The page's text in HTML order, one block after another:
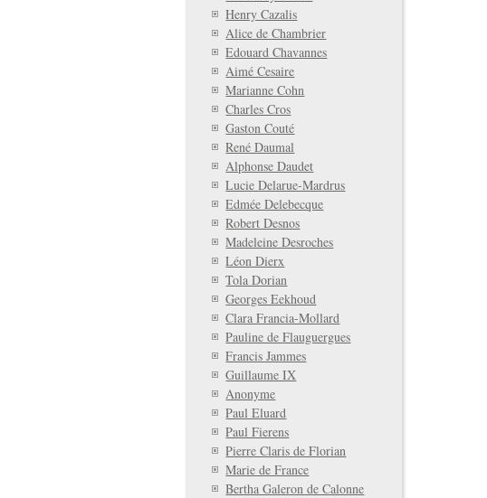
Henry Cazalis
Alice de Chambrier
Edouard Chavannes
Aimé Cesaire
Marianne Cohn
Charles Cros
Gaston Couté
René Daumal
Alphonse Daudet
Lucie Delarue-Mardrus
Edmée Delebecque
Robert Desnos
Madeleine Desroches
Léon Dierx
Tola Dorian
Georges Eekhoud
Clara Francia-Mollard
Pauline de Flauguergues
Francis Jammes
Guillaume IX
Anonyme
Paul Eluard
Paul Fierens
Pierre Claris de Florian
Marie de France
Bertha Galeron de Calonne